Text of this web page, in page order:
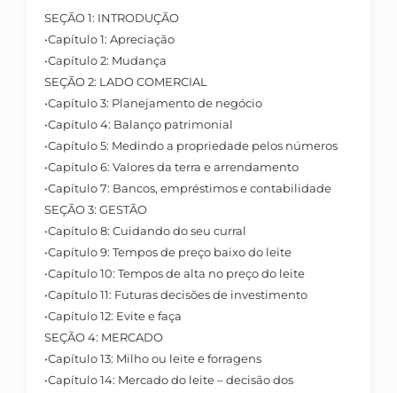
SEÇÃO 1: INTRODUÇÃO
•Capítulo 1: Apreciação
•Capítulo 2: Mudança
SEÇÃO 2: LADO COMERCIAL
•Capítulo 3: Planejamento de negócio
•Capítulo 4: Balanço patrimonial
•Capítulo 5: Medindo a propriedade pelos números
•Capítulo 6: Valores da terra e arrendamento
•Capítulo 7: Bancos, empréstimos e contabilidade
SEÇÃO 3: GESTÃO
•Capítulo 8: Cuidando do seu curral
•Capítulo 9: Tempos de preço baixo do leite
•Capítulo 10: Tempos de alta no preço do leite
•Capítulo 11: Futuras decisões de investimento
•Capítulo 12: Evite e faça
SEÇÃO 4: MERCADO
•Capítulo 13: Milho ou leite e forragens
•Capítulo 14: Mercado do leite – decisão dos